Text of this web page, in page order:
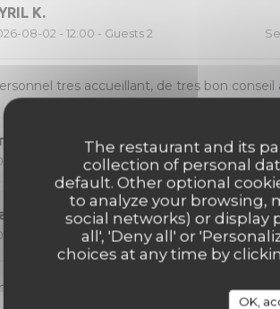
The restaurant and its
collection of personal
default. Other optional
to analyze your browsing,
social networks) or display
all', 'Deny all' or
choices at any time by
OK,
K
08-02 - 12:00 - Guests 2
tres accueillant, de tres bon
08-02 - 12:15 - Guests 2
D
08-01 - 20:00 - Guests 2
de choix et donc difficile de